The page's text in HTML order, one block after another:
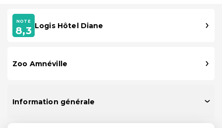
NOTE
8,3 Logis Hôtel Diane
Zoo Amnéville
Information générale